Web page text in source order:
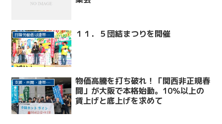
日韓労働者は連帯しよう １１．５団結まつりを開催
支援・共闘・連帯活動
物価高騰を打ち破れ！「関西非正規春
闘」が大阪で本格始動。10％以上の
賃上げと底上げを求めて